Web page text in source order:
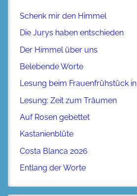
Schenk mir den Himmel
Die Jurys haben entschieden
Der Himmel über uns
Belebende Worte
Lesung beim Frauenfrühstück
Lesung: Zeit zum Träumen
Auf Rosen gebettet
Kastanienblüte
Costa Blanca 2026
Entlang der Worte